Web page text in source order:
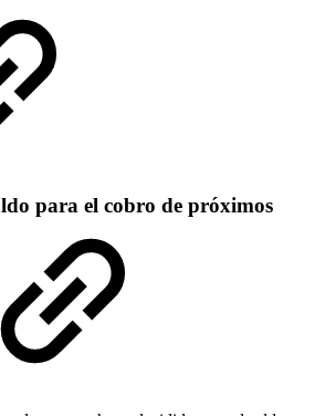
para el cobro de próximos